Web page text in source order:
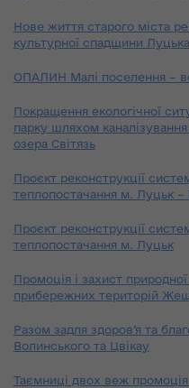
Нове життя старого міста
культурної спадщини
ОПАЛИН Малі поселення –
Покращення екологічної
парку шляхом
озера Світязь
Проєкт реконструкції
теплопостачання м. Луцьк –
Проєкт реконструкції
теплопостачання м. Луцьк
Промоція і захист
прибережних територій
Разом задля здоров’я та
Волинського та Цвікау
Таємниці двох веж